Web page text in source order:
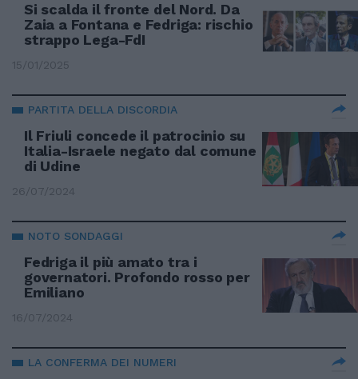
Si scalda il fronte del Nord. Da
Zaia a Fontana e Fedriga: rischio
strappo Lega-FdI
15/01/2025
PARTITA DELLA DISCORDIA
Il Friuli concede il patrocinio su
Italia-Israele negato dal comune
di Udine
26/07/2024
NOTO SONDAGGI
Fedriga il più amato tra i
governatori. Profondo rosso per
Emiliano
16/07/2024
LA CONFERMA DEI NUMERI